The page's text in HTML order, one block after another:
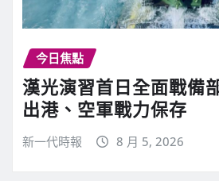
今日焦點
漢光演習首日全面戰
出港、空軍戰力保存
新一代時報 8 月 5, 2026